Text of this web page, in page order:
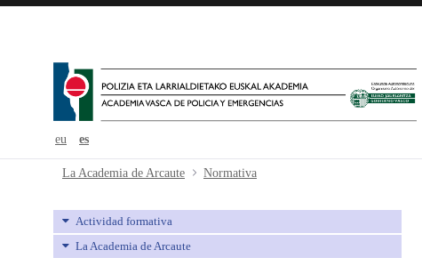
eu es
Normativa - avpe
La Academia de Arcaute Normativa
Actividad formativa
La Academia de Arcaute